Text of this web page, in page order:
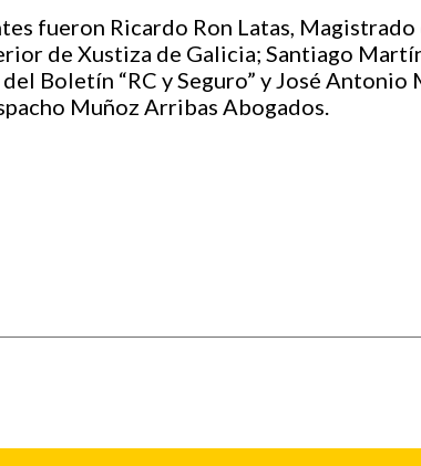
fueron Ricardo Ron Latas, Magistrado
de Xustiza de Galicia; Santiago
Boletín “RC y Seguro” y José Antonio
Muñoz Arribas Abogados.